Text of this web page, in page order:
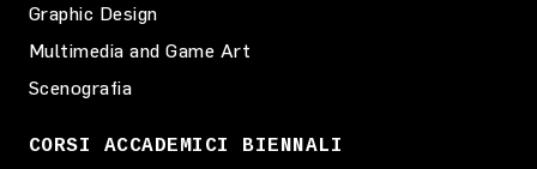
Graphic Design
Multimedia and Game Art
Scenografia
CORSI ACCADEMICI BIENNALI